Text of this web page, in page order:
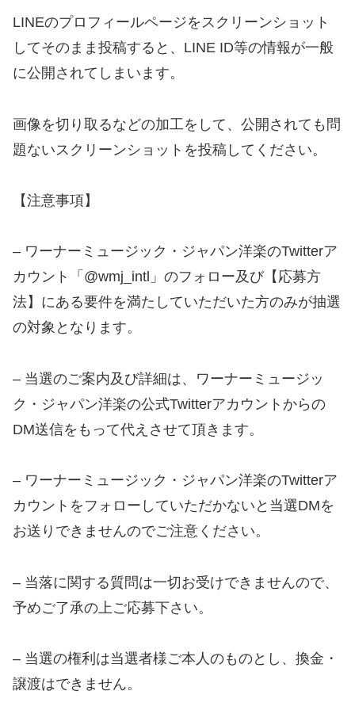
LINEのプロフィールページをスクリーンショット
してそのまま投稿すると、LINE ID等の情報が一般
に公開されてしまいます。
画像を切り取るなどの加工をして、公開されても問
題ないスクリーンショットを投稿してください。
【注意事項】
– ワーナーミュージック・ジャパン洋楽のTwitterア
カウント「@wmj_intl」のフォロー及び【応募方
法】にある要件を満たしていただいた方のみが抽選
の対象となります。
– 当選のご案内及び詳細は、ワーナーミュージッ
ク・ジャパン洋楽の公式Twitterアカウントからの
DM送信をもって代えさせて頂きます。
– ワーナーミュージック・ジャパン洋楽のTwitterア
カウントをフォローしていただかないと当選DMを
お送りできませんのでご注意ください。
– 当落に関する質問は一切お受けできませんので、
予めご了承の上ご応募下さい。
– 当選の権利は当選者様ご本人のものとし、換金・
譲渡はできません。